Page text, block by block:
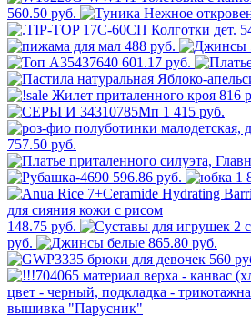
560.50 руб.
488 руб.
601.17 руб.
816
1 415 руб.
757.50 руб.
596.86 руб.
1
148.75 руб.
руб.
865.80 руб.
560